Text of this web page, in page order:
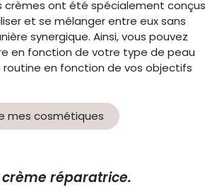
crèmes ont été spécialement conçus
et se mélanger entre eux sans
synergique. Ainsi, vous pouvez
en fonction de votre type de peau
en fonction de vos objectifs
mes cosmétiques
réparatrice.